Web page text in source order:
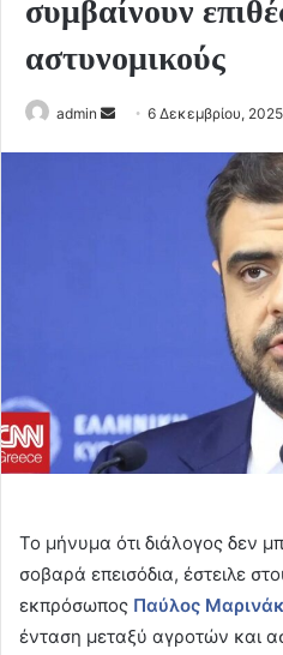
συμβαίνουν
αστυνομικούς
admin
Send6 Δεκεμβρίου, 2025
Το μήνυμα ότι διάλογος δεν
σοβαρά επεισόδια, έστειλε
εκπρόσωπος Παύλος
ένταση μεταξύ αγροτών και